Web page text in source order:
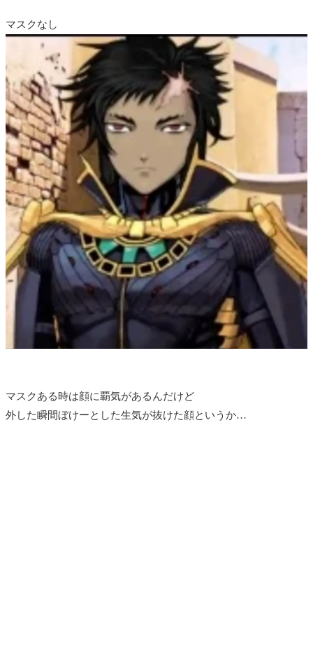
マスクなし
マスクある時は顔に覇気があるんだけど
外した瞬間ぼけーとした生気が抜けた顔というか…